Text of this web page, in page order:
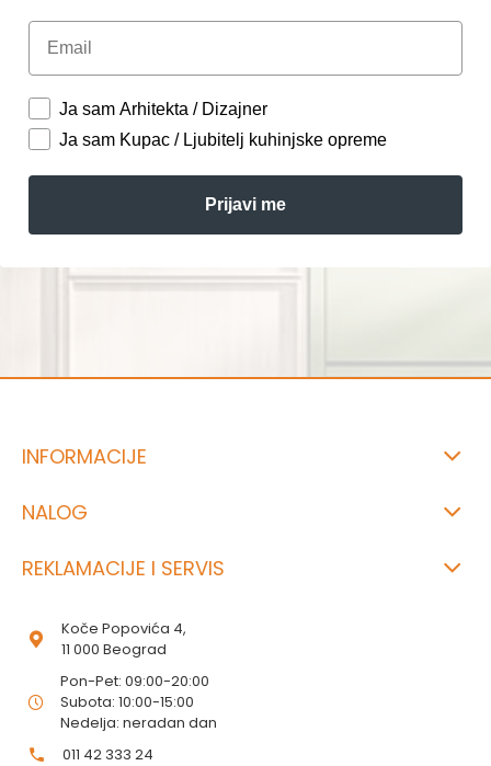
Email
Ja sam Arhitekta / Dizajner
Ja sam Kupac / Ljubitelj kuhinjske opreme
Prijavi me
INFORMACIJE
NALOG
REKLAMACIJE I SERVIS
Koče Popovića 4,
11 000 Beograd
Pon-Pet: 09:00-20:00
Subota: 10:00-15:00
Nedelja: neradan dan
011 42 333 24